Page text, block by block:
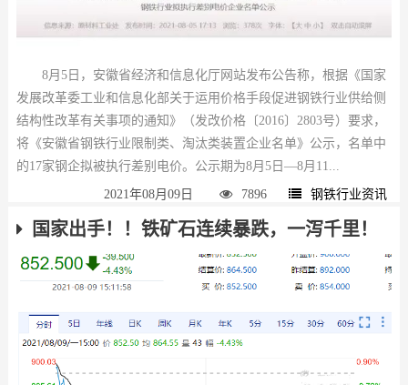
8月5日，安徽省经济和信息化厅网站发布公告称，根据《国家
发展改革委工业和信息化部关于运用价格手段促进钢铁行业供给侧
结构性改革有关事项的通知》（发改价格〔2016〕2803号）要求，
将《安徽省钢铁行业限制类、淘汰类装置企业名单》公示，名单中
的17家钢企拟被执行差别电价。公示期为8月5日—8月11...
2021年08月09日 7896 钢铁行业资讯
国家出手！！铁矿石连续暴跌，一泻千里！